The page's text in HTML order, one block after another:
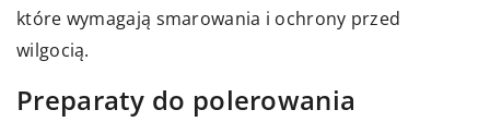
które wymagają smarowania i ochrony przed
wilgocią.
Preparaty do polerowania